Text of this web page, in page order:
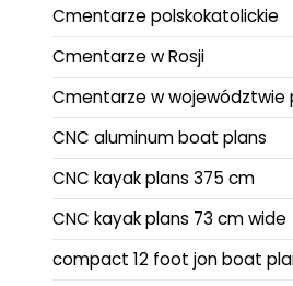
Cmentarze polskokatolickie
Cmentarze w Rosji
Cmentarze w województwie
CNC aluminum boat plans
CNC kayak plans 375 cm
CNC kayak plans 73 cm wide
compact 12 foot jon boat